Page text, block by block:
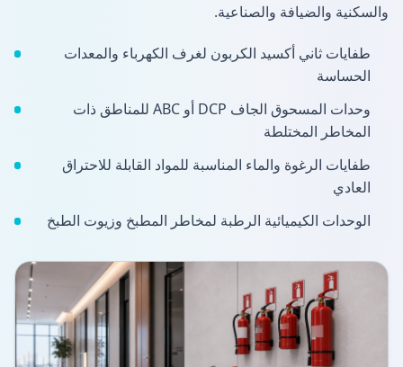
والسكنية والضيافة والصناعية.
طفايات ثاني أكسيد الكربون لغرف الكهرباء والمعدات
الحساسة
وحدات المسحوق الجاف DCP أو ABC للمناطق ذات
المخاطر المختلطة
طفايات الرغوة والماء المناسبة للمواد القابلة للاحتراق
العادي
الوحدات الكيميائية الرطبة لمخاطر المطبخ وزيوت الطبخ